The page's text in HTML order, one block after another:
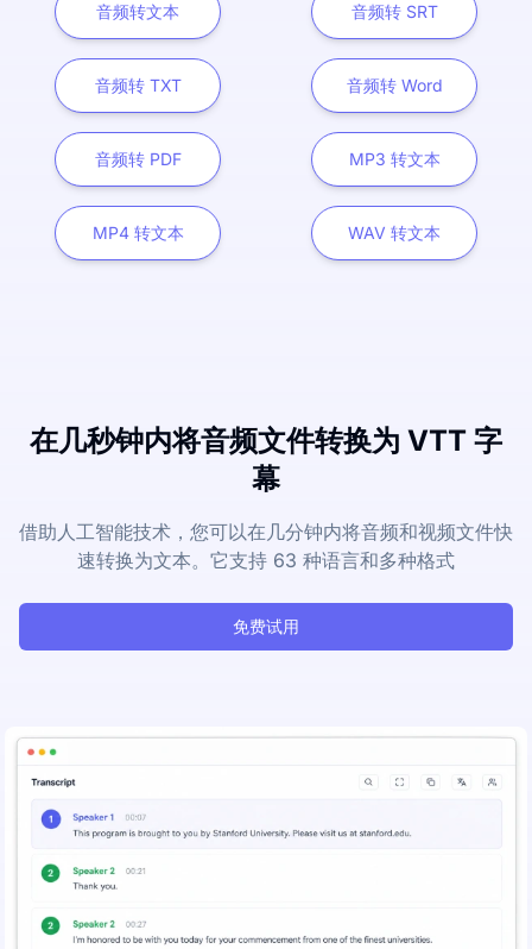
音频转文本 音频转 SRT
音频转 TXT 音频转 Word
音频转 PDF MP3 转文本
MP4 转文本 WAV 转文本
在几秒钟内将音频文件转换为 VTT 字
幕
借助人工智能技术，您可以在几分钟内将音频和视频文件快
速转换为文本。它支持 63 种语言和多种格式
免费试用